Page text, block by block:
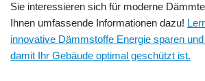
Sie interessieren sich für moderne
Ihnen umfassende Informationen dazu!
innovative Dämmstoffe Energie sparen
damit Ihr Gebäude optimal geschützt ist.